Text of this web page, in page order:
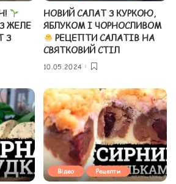
ЖЕЛЕ
З
НОВИЙ САЛАТ З КУРКОЮ,
ЯБЛУКОМ І ЧОРНОСЛИВОМ
РЕЦЕПТИ САЛАТІВ НА
СВЯТКОВИЙ СТІЛ
10.05.2024
Відео Рецепти